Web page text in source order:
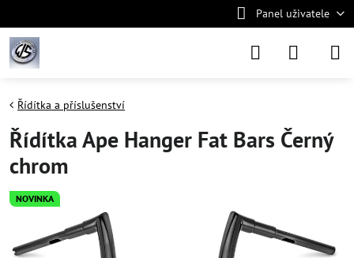
Panel uživatele
NOVINKA
Řídítka a příslušenství
Řídítka Ape Hanger Fat Bars Černý
chrom